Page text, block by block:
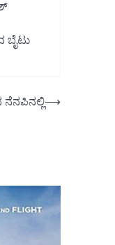
ಬೈಟು
⟶